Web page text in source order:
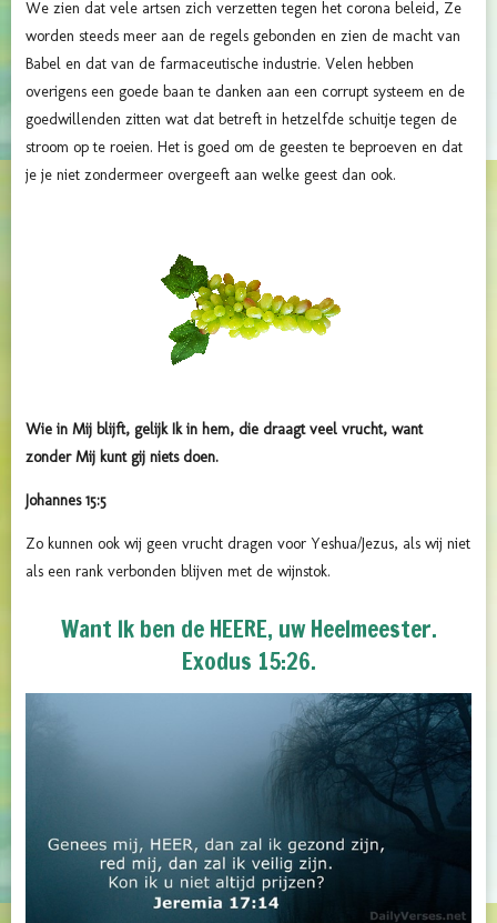
We zien dat vele artsen zich verzetten tegen het corona beleid, Ze
worden steeds meer aan de regels gebonden en zien de macht van
Babel en dat van de farmaceutische industrie. Velen hebben
overigens een goede baan te danken aan een corrupt systeem en de
goedwillenden zitten wat dat betreft in hetzelfde schuitje tegen de
stroom op te roeien. Het is goed om de geesten te beproeven en dat
je je niet zondermeer overgeeft aan welke geest dan ook.
Wie in Mij blijft, gelijk Ik in hem, die draagt veel vrucht, want
zonder Mij kunt gij niets doen.
Johannes 15:5
Zo kunnen ook wij geen vrucht dragen voor Yeshua/Jezus, als wij niet
als een rank verbonden blijven met de wijnstok.
Want Ik ben de HEERE, uw Heelmeester.
Exodus 15:26.